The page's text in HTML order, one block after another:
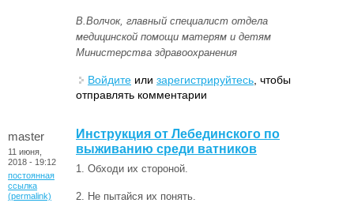
В.Волчок, главный специалист отдела
медицинской помощи матерям и детям
Министерства здравоохранения
Войдите или зарегистрируйтесь , чтобы
отправлять комментарии
master
11 июня,
2018 - 19:12
постоянная
ссылка
(permalink)
Инструкция от Лебединского по
выживанию среди ватников
1. Обходи их стороной.
2. Не пытайся их понять.